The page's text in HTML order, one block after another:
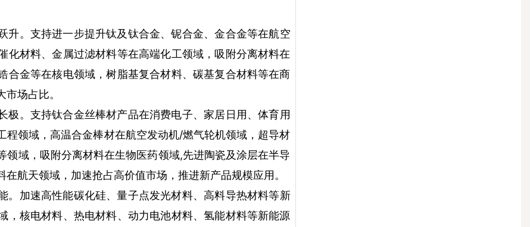
升。 支持进一步提升钛及钛合金、铌合金、金合金等在航空
化材料、金属过滤材料等在高端化工领域，吸附分离材料在
合金等在核电领域，树脂基复合材料、碳基复合材料等在商
场占比。
极。 支持钛合金丝棒材产品在消费电子、家居日用、体育用
程领域，高温合金棒材在航空发动机/燃气轮机领域，超导材
领域，吸附分离材料在生物医药领域,先进陶瓷及涂层在半导
航天领域，加速抢占高价值市场，推进新产品规模应用。
。 加速高性能碳化硅、量子点发光材料、高料导热材料等新
，核电材料、热电材料、动力电池材料、氢能材料等新能源